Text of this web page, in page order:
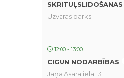
Uzvaras parks
12:00 - 13:00
CIGUN NODARBĪBAS
Jāņa Asara iela 13